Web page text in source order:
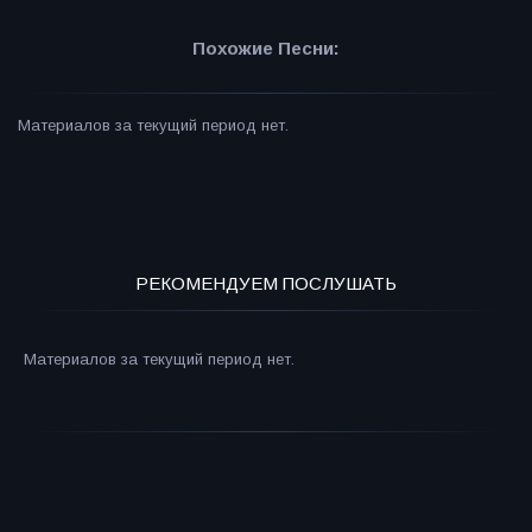
Похожие Песни:
Материалов за текущий период нет.
РЕКОМЕНДУЕМ ПОСЛУШАТЬ
Материалов за текущий период нет.